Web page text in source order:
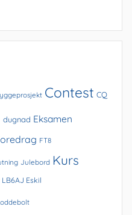
Contest CQ
dugnad Eksamen
FT8
Julebord Kurs
LB6AJ Eskil